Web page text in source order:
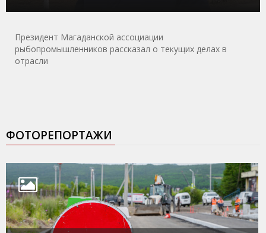
Президент Магаданской ассоциации
рыбопромышленников рассказал о текущих делах в
отрасли
ФОТОРЕПОРТАЖИ